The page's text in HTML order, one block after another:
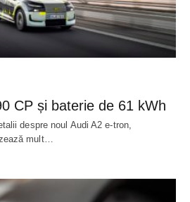
CP și baterie de 61 kWh
despre noul Audi A2 e-tron,
mult…